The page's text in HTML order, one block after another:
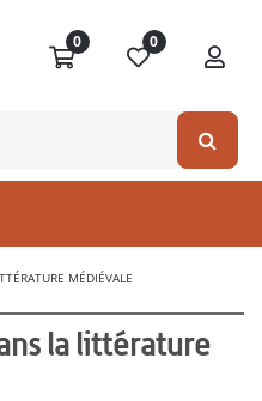
0 0
MÉDIÉVALE
la littérature